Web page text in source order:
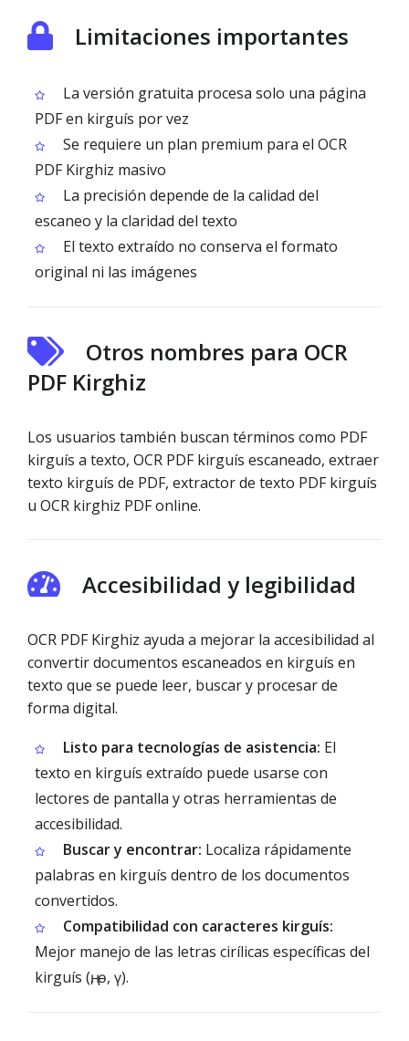
Limitaciones importantes
La versión gratuita procesa solo una página
PDF en kirguís por vez
Se requiere un plan premium para el OCR
PDF Kirghiz masivo
La precisión depende de la calidad del
escaneo y la claridad del texto
El texto extraído no conserva el formato
original ni las imágenes
Otros nombres para OCR
PDF Kirghiz
Los usuarios también buscan términos como PDF
kirguís a texto, OCR PDF kirguís escaneado, extraer
texto kirguís de PDF, extractor de texto PDF kirguís
u OCR kirghiz PDF online.
Accesibilidad y legibilidad
OCR PDF Kirghiz ayuda a mejorar la accesibilidad al
convertir documentos escaneados en kirguís en
texto que se puede leer, buscar y procesar de
forma digital.
Listo para tecnologías de asistencia: El
texto en kirguís extraído puede usarse con
lectores de pantalla y otras herramientas de
accesibilidad.
Buscar y encontrar: Localiza rápidamente
palabras en kirguís dentro de los documentos
convertidos.
Compatibilidad con caracteres kirguís:
Mejor manejo de las letras cirílicas específicas del
kirguís (ң, ө, ү).